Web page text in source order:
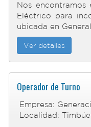
Nos
Eléctrico para
ubicada en
Ver detalles
Operador de Turno
Empresa:
Localidad: